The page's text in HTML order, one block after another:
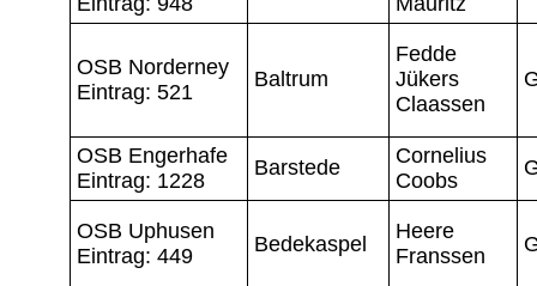
OSB Norderney
Eintrag: 521
Baltrum
Fedde
Jükers
Claassen
OSB Engerhafe
Eintrag: 1228
Barstede
Cornelius
Coobs
OSB Uphusen
Eintrag: 449
Bedekaspel
Heere
Franssen